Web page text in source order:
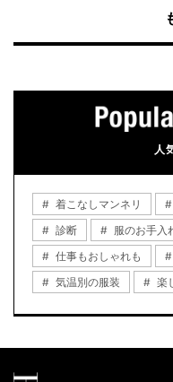
人
着こなしマンネリ
診断
服のお手入
仕事もおしゃれも
気温別の服装
楽